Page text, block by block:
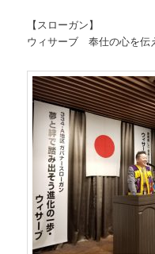
【スローガン】
ウィサーブ 奉仕の心を